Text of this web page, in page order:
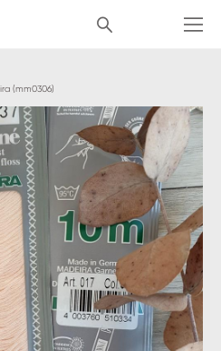
(mm0306)